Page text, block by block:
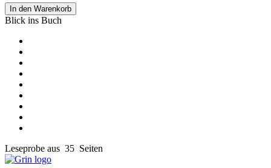
In den Warenkorb
Blick ins Buch
Leseprobe aus 35 Seiten